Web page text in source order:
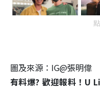
圖及來源：IG@張明偉
有料爆? 歡迎報料！U